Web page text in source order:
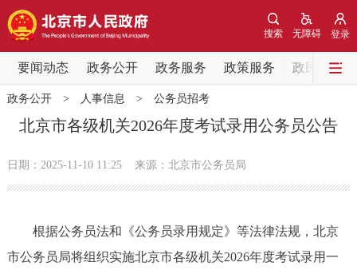
登录
无障碍
搜索
要闻动态 政务公开 政务服务 政策服务 政民互动
要闻动态
党中央精神 国务院信息
政务公开
政务公开> 人事信息 > 公务员招考
北京市各级机关2026年度考试录用公务员公告
日期：2025-11-10 11:25 来源：北京市公务员局
根据公务员法和《公务员录用规定》等法律法规，北京
市公务员局将组织实施北京市各级机关2026年度考试录用一